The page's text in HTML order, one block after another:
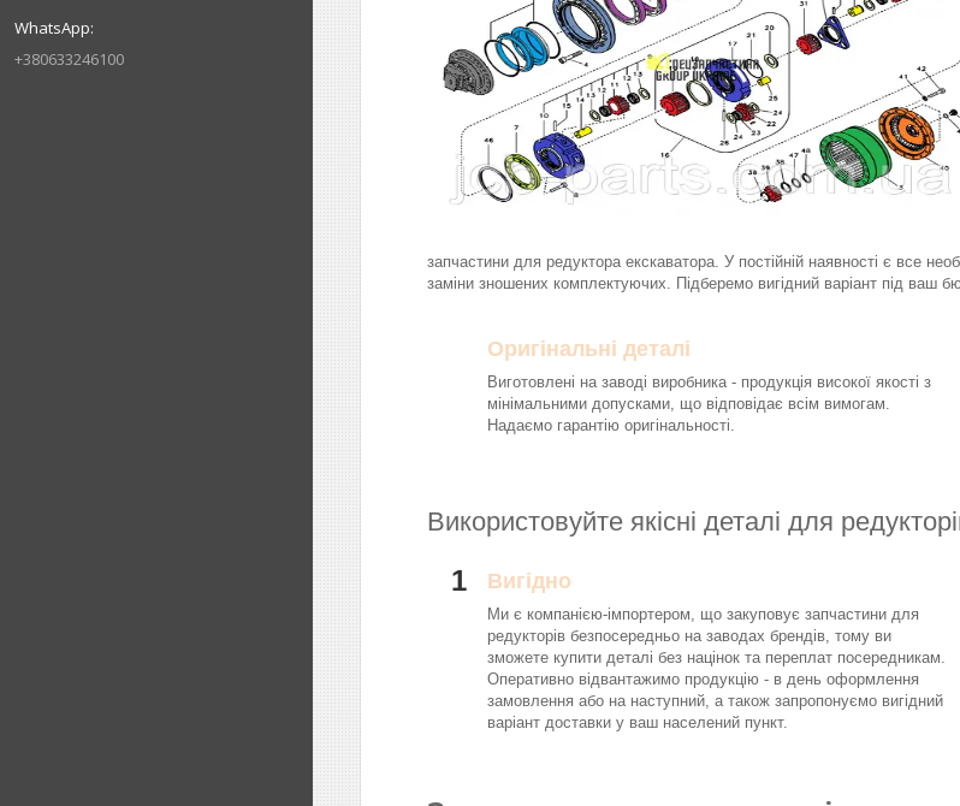
+380633246100
запчастини для редуктора екскаватора. У постійній наявності є все
заміни зношених комплектуючих. Підберемо вигідний варіант під ваш
Оригінальні деталі
Виготовлені на заводі виробника - продукція високої якості з
мінімальними допусками, що відповідає всім вимогам.
Надаємо гарантію оригінальності.
Використовуйте якісні деталі для
1 Вигідно
Ми є компанією-імпортером, що закуповує запчастини для
редукторів безпосередньо на заводах брендів, тому ви
зможете купити деталі без націнок та переплат посередникам.
Оперативно відвантажимо продукцію - в день оформлення
замовлення або на наступний, а також запропонуємо вигідний
варіант доставки у ваш населений пункт.